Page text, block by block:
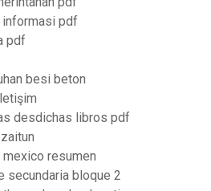
informasi pdf
pdf
besi beton
desdichas libros pdf
resumen
secundaria bloque 2